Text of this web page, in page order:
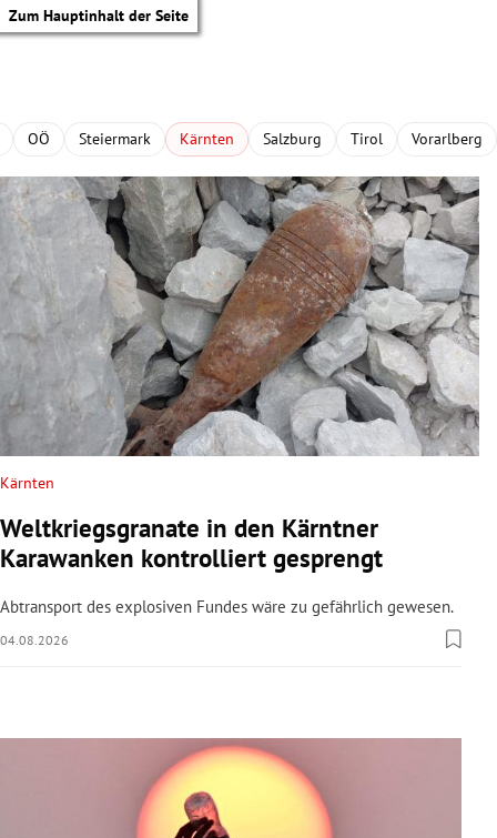
Zum Hauptinhalt der Seite
Untermenü
Untermenü
Untermenü
OÖ Steiermark Kärnten Salzburg Tirol Vorarlberg
Kärnten
Weltkriegsgranate in den Kärntner
Karawanken kontrolliert gesprengt
Abtransport des explosiven Fundes wäre zu gefährlich gewesen.
04.08.2026